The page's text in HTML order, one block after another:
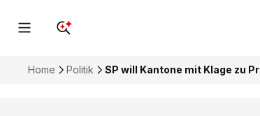
Home Politik SP will Kantone mit Klage zu